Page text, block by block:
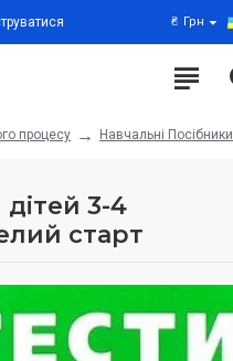
₴ Грн
процесу Навчальні Посібники
3-4
старт